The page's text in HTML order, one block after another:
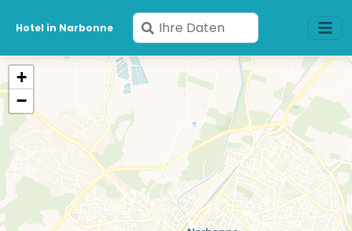
Hotel in Narbonne
Geben
Sie
Daten
+
−